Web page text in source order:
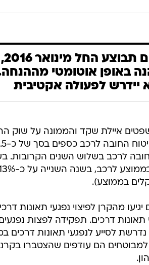
באופן אוטומטי
יידרש לפעולה אקטיבית
איילת שקד והממונה על שוק
לרכב בשלוש השנים הקרובות.
מהקרן לפיצוי נפגעי תאונות
תאונות דרכים. תפקידה לפצות
לסייע לנפגעי תאונות דרכים
הם עודפים שהצטברו